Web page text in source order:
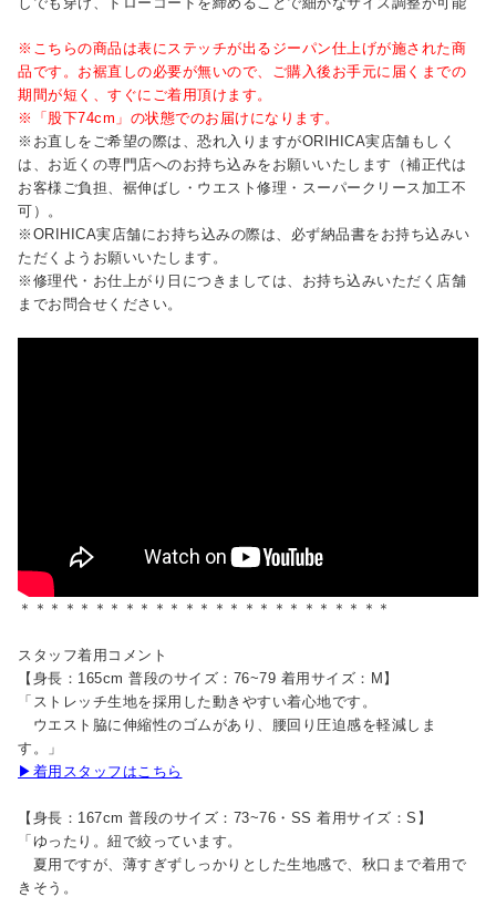
※こちらの商品は表にステッチが出るジーパン仕上げが施された商
品です。お裾直しの必要が無いので、ご購入後お手元に届くまでの
期間が短く、すぐにご着用頂けます。
※「股下74cm」の状態でのお届けになります。
※お直しをご希望の際は、恐れ入りますがORIHICA実店舗もしく
は、お近くの専門店へのお持ち込みをお願いいたします（補正代は
お客様ご負担、裾伸ばし・ウエスト修理・スーパークリース加工不
可）。
※ORIHICA実店舗にお持ち込みの際は、必ず納品書をお持ち込みい
ただくようお願いいたします。
※修理代・お仕上がり日につきましては、お持ち込みいただく店舗
までお問合せください。
＊＊＊＊＊＊＊＊＊＊＊＊＊＊＊＊＊＊＊＊＊＊＊＊＊
スタッフ着用コメント
【身長：165cm 普段のサイズ：76~79 着用サイズ：M】
「ストレッチ生地を採用した動きやすい着心地です。
ウエスト脇に伸縮性のゴムがあり、腰回り圧迫感を軽減しま
す。」
▶着用スタッフはこちら
【身長：167cm 普段のサイズ：73~76・SS 着用サイズ：S】
「ゆったり。紐で絞っています。
夏用ですが、薄すぎずしっかりとした生地感で、秋口まで着用で
きそう。